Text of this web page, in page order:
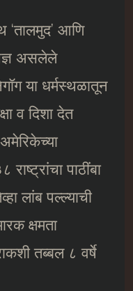
‘तालमुद’ आणि
असलेले
या धर्मस्थळातून
व दिशा देत
पाठींबा
लांब पल्ल्याची
क्षमता
तब्बल ८ वर्षे